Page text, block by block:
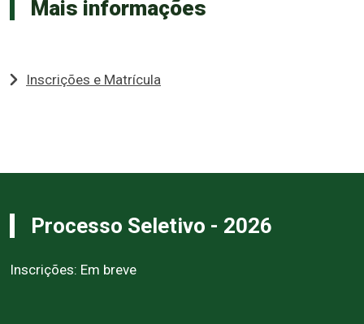
Mais informações
Inscrições e Matrícula
Processo Seletivo - 2026
Inscrições: Em breve